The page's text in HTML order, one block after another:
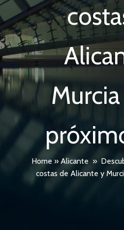
Home » Alicante »
costas de Alicante y